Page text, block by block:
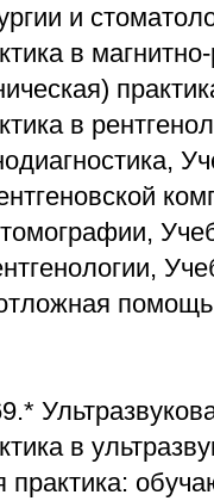
и
в
в
в
практика: